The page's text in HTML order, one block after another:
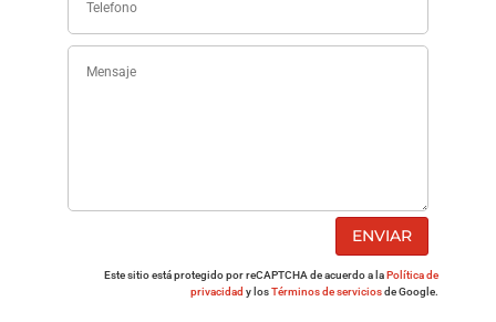
ENVIAR
Este sitio está protegido por reCAPTCHA de acuerdo a laPolítica de
privacidad y losTérminos de serviciosde Google.